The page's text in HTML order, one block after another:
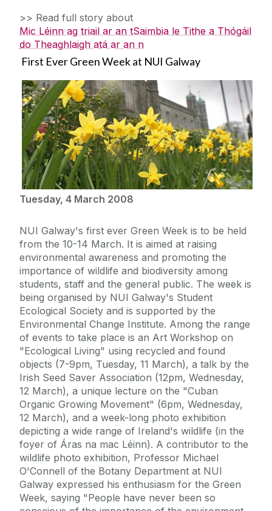
>> Read full story about
Mic Léinn ag triail ar an tSaimbia le Tithe a Thógáil
do Theaghlaigh atá ar an n
First Ever Green Week at NUI Galway
Tuesday, 4 March 2008
NUI Galway's first ever Green Week is to be held
from the 10-14 March. It is aimed at raising
environmental awareness and promoting the
importance of wildlife and biodiversity among
students, staff and the general public. The week is
being organised by NUI Galway's Student
Ecological Society and is supported by the
Environmental Change Institute. Among the range
of events to take place is an Art Workshop on
"Ecological Living" using recycled and found
objects (7-9pm, Tuesday, 11 March), a talk by the
Irish Seed Saver Association (12pm, Wednesday,
12 March), a unique lecture on the "Cuban
Organic Growing Movement" (6pm, Wednesday,
12 March), and a week-long photo exhibition
depicting a wide range of Ireland's wildlife (in the
foyer of Áras na mac Léinn). A contributor to the
wildlife photo exhibition, Professor Michael
O'Connell of the Botany Department at NUI
Galway expressed his enthusiasm for the Green
Week, saying "People have never been so